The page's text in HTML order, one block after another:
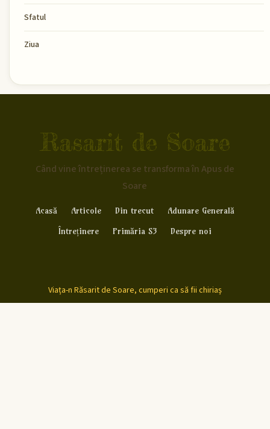
Sfatul
Ziua
Rasarit de Soare
Când vine întreținerea se transforma în Apus de
Soare
Acasă Articole Din trecut
Adunare Generală
Întreținere
Primăria S3 Despre noi
Viața-n Răsarit de Soare, cumperi ca să fii chiriaș